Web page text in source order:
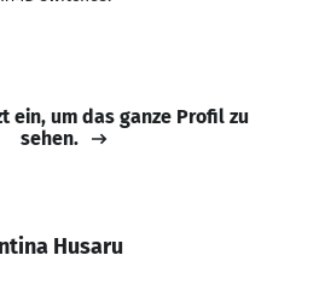
ein, um das ganze Profil zu
sehen.
Husaru